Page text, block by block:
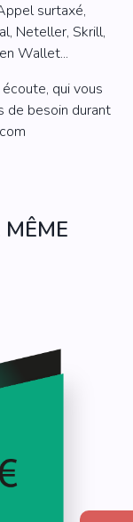
surtaxé,
Neteller, Skrill,
Wallet...
qui vous
de besoin durant